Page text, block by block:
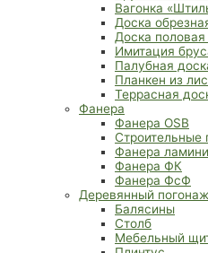
Вагонка
Доска
Доска
Имитация
Палубная
Планкен из
Террасная
Фанера
Фанера OSB
Строительные
Фанера
Фанера ФК
Фанера ФсФ
Деревянный погонаж
Балясины
Столб
Мебельный